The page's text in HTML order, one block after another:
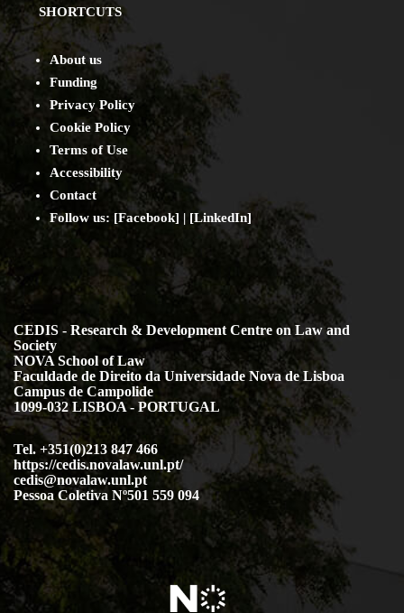
SHORTCUTS
About us
Funding
Privacy Policy
Cookie Policy
Terms of Use
Accessibility
Contact
Follow us: [Facebook] | [LinkedIn]
CEDIS - Research & Development Centre on Law and
Society
NOVA School of Law
Faculdade de Direito da Universidade Nova de Lisboa
Campus de Campolide
1099-032 LISBOA - PORTUGAL
Tel. +351(0)213 847 466
https://cedis.novalaw.unl.pt/
cedis@novalaw.unl.pt
Pessoa Coletiva Nº501 559 094